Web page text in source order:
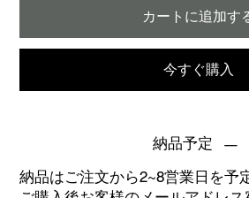
カートに追加す
今すぐ購入
納品予定
納品はご注文から2~8営業日を予